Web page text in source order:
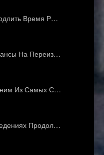
Время Р…
На Переиз…
Из Самых С…
Продол…